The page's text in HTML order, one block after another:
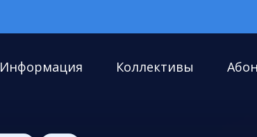
Информация Коллективы